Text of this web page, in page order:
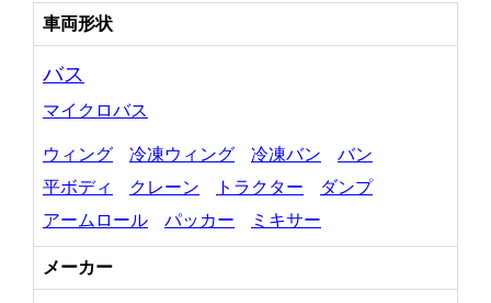
車両形状
バス
マイクロバス
ウィング 冷凍ウィング 冷凍バン
バン
平ボディ
クレーン トラクター
ダンプ
アームロール
パッカー ミキサー
メーカー